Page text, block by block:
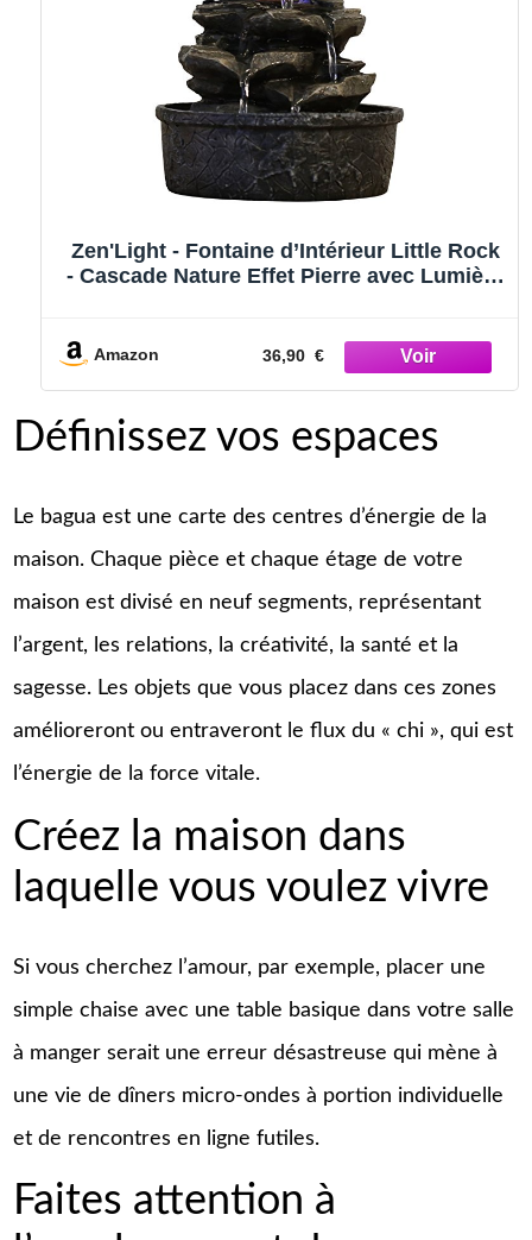
Zen'Light - Fontaine d’Intérieur Little Rock
- Cascade Nature Effet Pierre avec Lumière
Bonheur - H 23cm
Amazon 36,90 €
Définissez vos espaces
Le bagua est une carte des centres d’énergie de la
maison. Chaque pièce et chaque étage de votre
maison est divisé en neuf segments, représentant
l’argent, les relations, la créativité, la santé et la
sagesse. Les objets que vous placez dans ces zones
amélioreront ou entraveront le flux du « chi », qui est
l’énergie de la force vitale.
Créez la maison dans
laquelle vous voulez vivre
Si vous cherchez l’amour, par exemple, placer une
simple chaise avec une table basique dans votre salle
à manger serait une erreur désastreuse qui mène à
une vie de dîners micro-ondes à portion individuelle
et de rencontres en ligne futiles.
Faites attention à